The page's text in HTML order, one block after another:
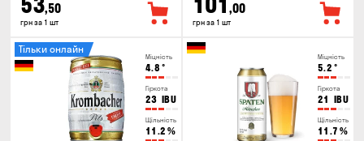
,50
грн за 1 шт
,00
грн за 1 шт
Міцність
4.8 °
Гіркота
23 IBU
Щільність
11.2 %
Тільки онлайн
Міцність
5.2 °
Гіркота
21 IBU
Щільність
11.7 %